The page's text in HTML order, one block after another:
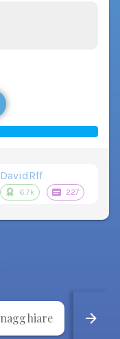
DavidRff
6.7k 227
3